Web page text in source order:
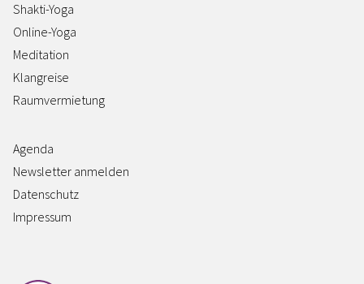
Shakti-Yoga
Online-Yoga
Meditation
Klangreise
Raumvermietung
Agenda
Newsletter anmelden
Datenschutz
Impressum